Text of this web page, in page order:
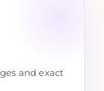
and exact